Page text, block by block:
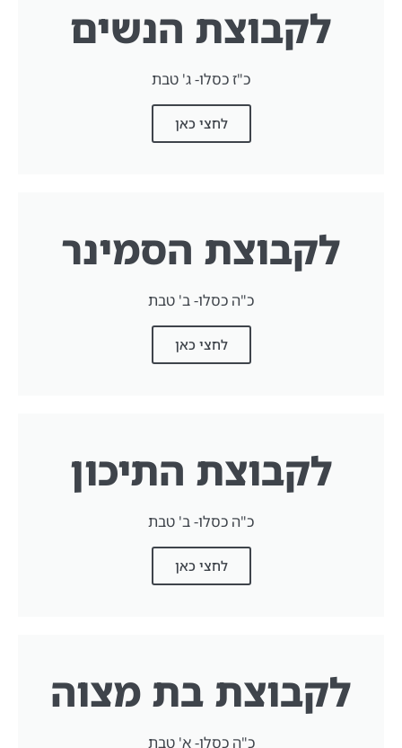
לקבוצת הנשים
כ"ז כסלו- ג' טבת
לחצי כאן
לקבוצת הסמינר
כ"ה כסלו- ב' טבת
לחצי כאן
לקבוצת התיכון
כ"ה כסלו- ב' טבת
לחצי כאן
לקבוצת בת מצוה
כ"ה כסלו- א' טבת